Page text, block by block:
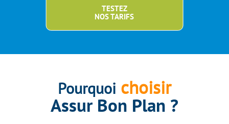
TESTEZ
NOS TARIFS
Pourquoi choisir
Assur Bon Plan ?